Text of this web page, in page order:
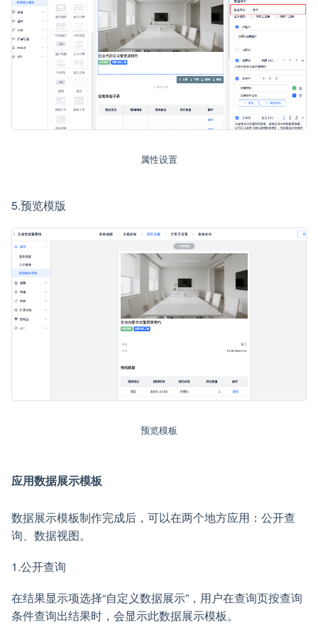
属性设置
5.预览模版
预览模板
应用数据展示模板
数据展示模板制作完成后，可以在两个地方应用：公开查
询、数据视图。
1.公开查询
在结果显示项选择“自定义数据展示”，用户在查询页按查询
条件查询出结果时，会显示此数据展示模板。